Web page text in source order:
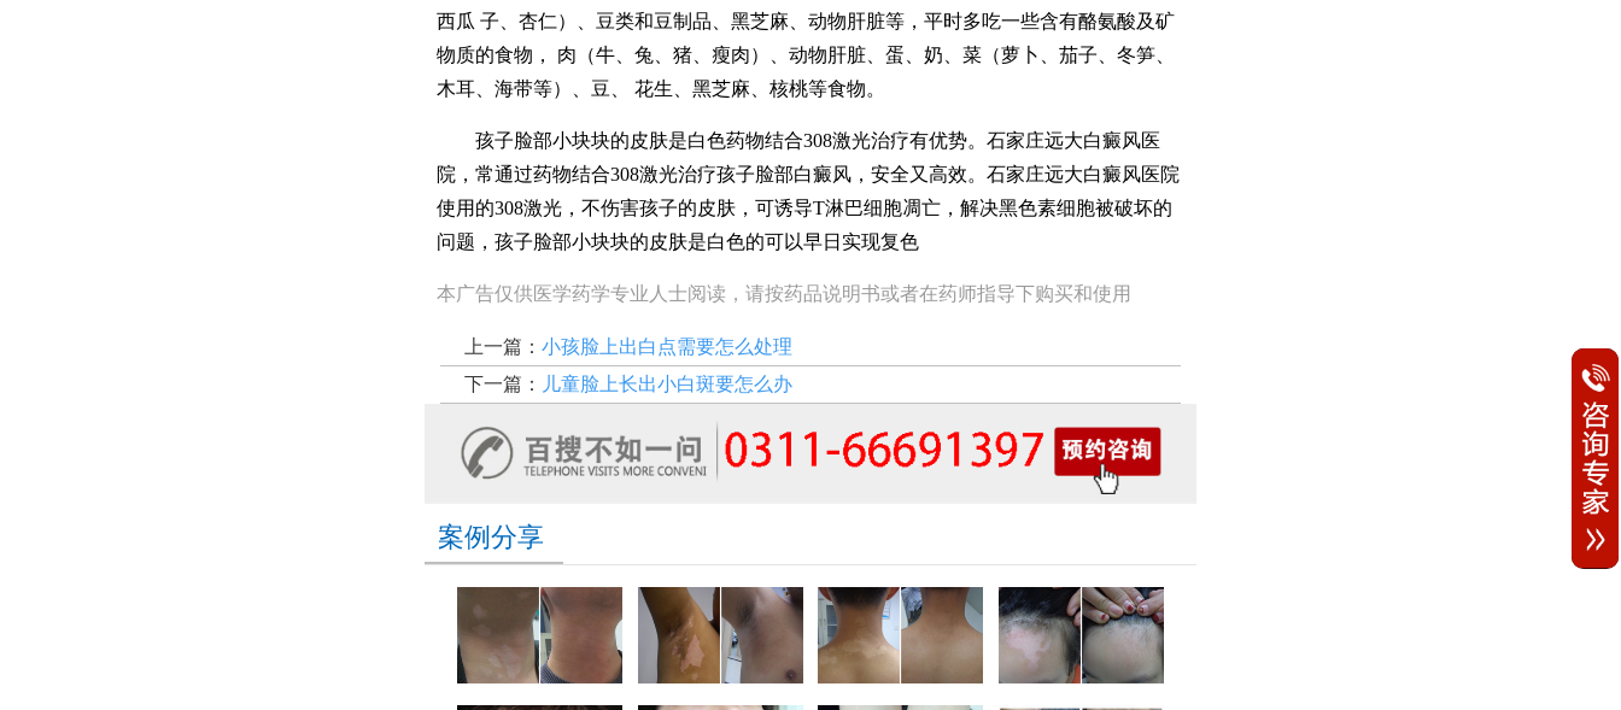
西瓜 子、杏仁）、豆类和豆制品、黑芝麻、动物肝脏等，平时多吃一些含有酪氨酸及矿
物质的食物， 肉（牛、兔、猪、瘦肉）、动物肝脏、蛋、奶、菜（萝卜、茄子、冬笋、
木耳、海带等）、豆、 花生、黑芝麻、核桃等食物。
孩子脸部小块块的皮肤是白色药物结合308激光治疗有优势。石家庄远大白癜风医
院，常通过药物结合308激光治疗孩子脸部白癜风，安全又高效。石家庄远大白癜风医院
使用的308激光，不伤害孩子的皮肤，可诱导T淋巴细胞凋亡，解决黑色素细胞被破坏的
问题，孩子脸部小块块的皮肤是白色的可以早日实现复色
本广告仅供医学药学专业人士阅读，请按药品说明书或者在药师指导下购买和使用
上一篇： 小孩脸上出白点需要怎么处理
下一篇： 儿童脸上长出小白斑要怎么办
案例分享